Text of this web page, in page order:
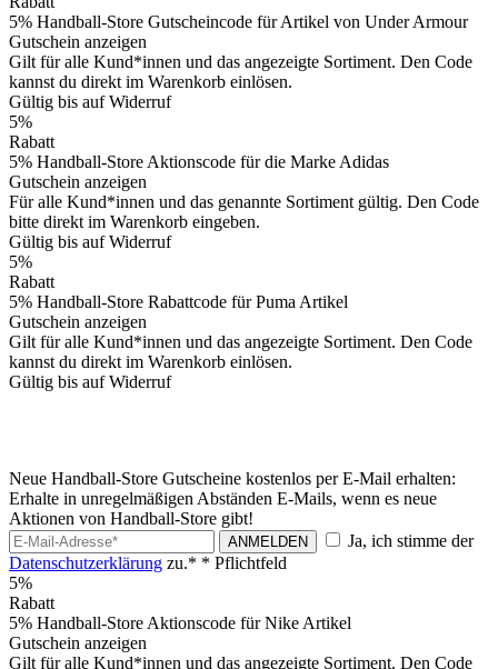
5% Handball-Store Gutscheincode für Artikel von Under Armour
Gutschein anzeigen
Gilt für alle Kund*innen und das angezeigte Sortiment. Den Code
kannst du direkt im Warenkorb einlösen.
Gültig bis auf Widerruf
5%
Rabatt
5% Handball-Store Aktionscode für die Marke Adidas
Gutschein anzeigen
Für alle Kund*innen und das genannte Sortiment gültig. Den Code
bitte direkt im Warenkorb eingeben.
Gültig bis auf Widerruf
5%
Rabatt
5% Handball-Store Rabattcode für Puma Artikel
Gutschein anzeigen
Gilt für alle Kund*innen und das angezeigte Sortiment. Den Code
kannst du direkt im Warenkorb einlösen.
Gültig bis auf Widerruf
Neue Handball-Store Gutscheine kostenlos per E-Mail erhalten:
Erhalte in unregelmäßigen Abständen E-Mails, wenn es neue
Aktionen von Handball-Store gibt!
ANMELDEN
Ja, ich stimme der
Datenschutzerklärung zu.* * Pflichtfeld
5%
Rabatt
5% Handball-Store Aktionscode für Nike Artikel
Gutschein anzeigen
Gilt für alle Kund*innen und das angezeigte Sortiment. Den Code